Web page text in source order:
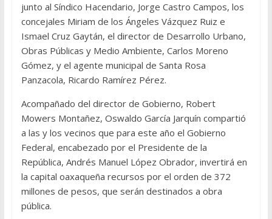
junto al Síndico Hacendario, Jorge Castro Campos, los
concejales Miriam de los Ángeles Vázquez Ruiz e
Ismael Cruz Gaytán, el director de Desarrollo Urbano,
Obras Públicas y Medio Ambiente, Carlos Moreno
Gómez, y el agente municipal de Santa Rosa
Panzacola, Ricardo Ramírez Pérez.
Acompañado del director de Gobierno, Robert
Mowers Montañez, Oswaldo García Jarquín compartió
a las y los vecinos que para este año el Gobierno
Federal, encabezado por el Presidente de la
República, Andrés Manuel López Obrador, invertirá en
la capital oaxaqueña recursos por el orden de 372
millones de pesos, que serán destinados a obra
pública.